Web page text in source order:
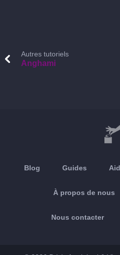
Autres tutoriels
Anghami
Blog Guides
À propos de nous
Nous contacter